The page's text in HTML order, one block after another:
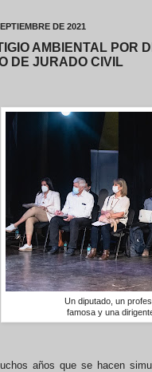
DE 2021
AMBIENTAL POR
DE JURADO CIVIL
Un diputado, un
famosa y una
años que se hacen